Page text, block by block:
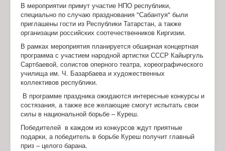
В мероприятии примут участие НПО республики,
специально по случаю празднования "Сабантуя" были
приглашены гости из Республики Татарстан, а также
организации российских соотечественников Киргизии.
В рамках мероприятия планируется обширная концертная
программа с участием народной артистки СССР Кайыргуль
Сартбаевой, солистов оперного театра, хореографического
училища им. Ч. Базарбаева и художественных
коллективов республики.
В программе праздника ожидаются интересные конкурсы и
состязания, а также все желающие смогут испытать свои
силы в национальной борьбе – Куреш.
Победителей в каждом из конкурсов ждут приятные
подарки, а победитель в борьбе Куреш получит главный
приз – целого барана.